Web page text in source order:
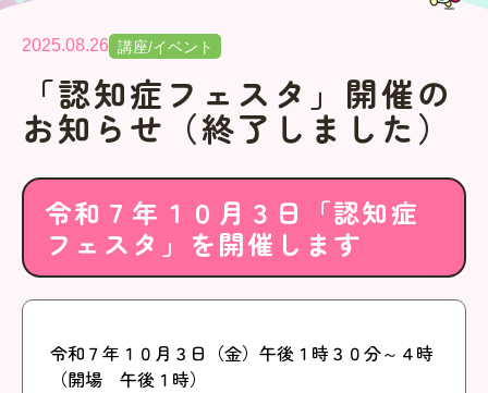
2025.08.26 講座/イベント
「認知症フェスタ」開催の
お知らせ（終了しました）
令和７年１０月３日「認知症
フェスタ」を開催します
令和７年１０月３日（金）午後１時３０分～４時
（開場 午後１時）